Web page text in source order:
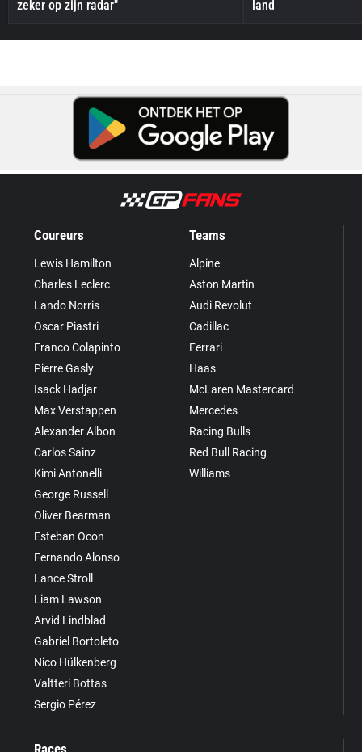
zeker op zijn radar" land
Coureurs
Lewis Hamilton
Charles Leclerc
Lando Norris
Oscar Piastri
Franco Colapinto
Pierre Gasly
Isack Hadjar
Max Verstappen
Alexander Albon
Carlos Sainz
Kimi Antonelli
George Russell
Oliver Bearman
Esteban Ocon
Fernando Alonso
Lance Stroll
Liam Lawson
Arvid Lindblad
Gabriel Bortoleto
Nico Hülkenberg
Valtteri Bottas
Sergio Pérez
Teams
Alpine
Aston Martin
Audi Revolut
Cadillac
Ferrari
Haas
McLaren Mastercard
Mercedes
Racing Bulls
Red Bull Racing
Williams
Races